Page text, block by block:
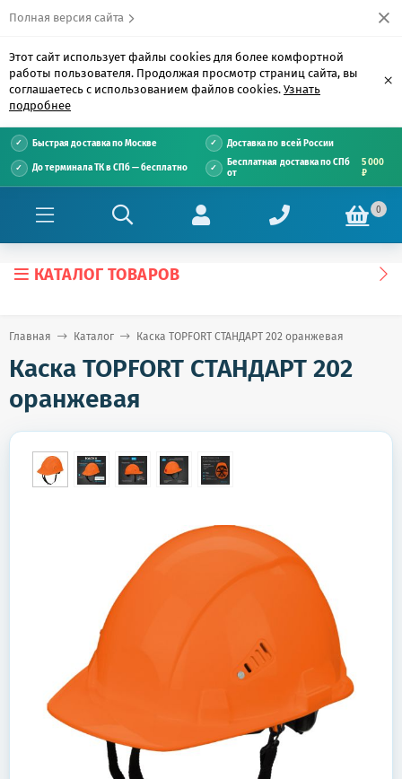
Полная версия сайта
Этот сайт использует файлы cookies для более комфортной
работы пользователя. Продолжая просмотр страниц сайта, вы
соглашаетесь с использованием файлов cookies. Узнать
подробнее
×
Быстрая доставка по Москве Доставка по всей России
До терминала ТК в СПб — бесплатно
Бесплатная доставка по СПб
от
5 000
₽
0
КАТАЛОГ ТОВАРОВ
Главная Каталог Каска TOPFORT СТАНДАРТ 202 оранжевая
Каска TOPFORT СТАНДАРТ 202
оранжевая